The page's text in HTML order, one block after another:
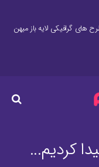
های گرافیکی لایه باز میهن
کردیم...